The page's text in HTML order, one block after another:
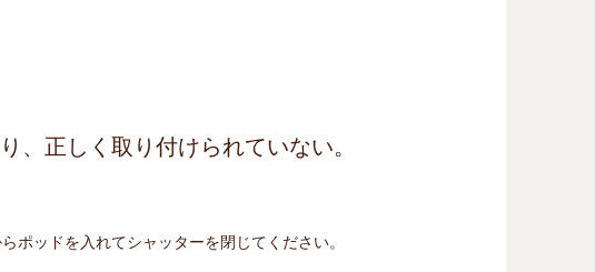
、正しく取り付けられていない。
ポッドを入れてシャッターを閉じてください。